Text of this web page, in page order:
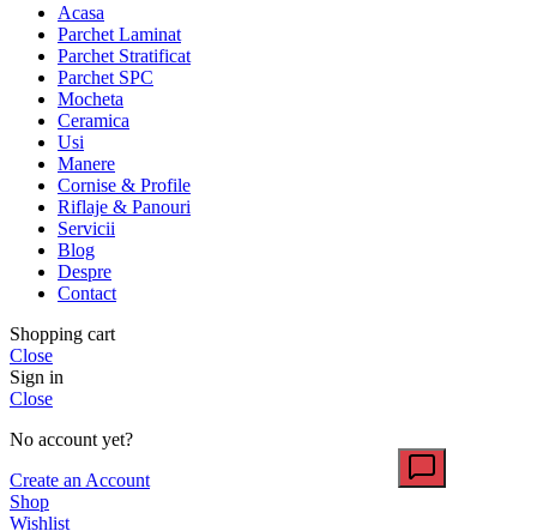
Acasa
Parchet Laminat
Parchet Stratificat
Parchet SPC
Mocheta
Ceramica
Usi
Manere
Cornise & Profile
Riflaje & Panouri
Servicii
Blog
Despre
Contact
Shopping cart
Close
Sign in
Close
No account yet?
Create an Account
Shop
Wishlist